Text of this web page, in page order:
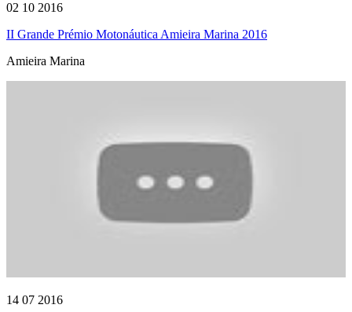
02 10 2016
II Grande Prémio Motonáutica Amieira Marina 2016
Amieira Marina
14 07 2016